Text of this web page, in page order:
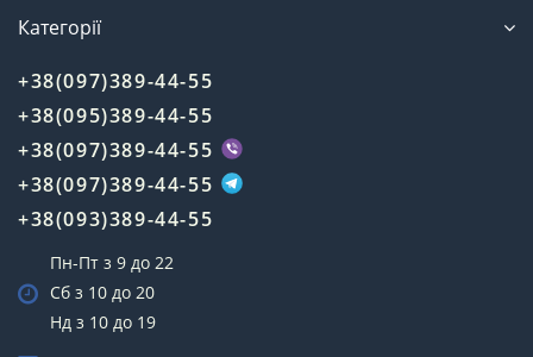
Категорії
+38(097)389-44-55
+38(095)389-44-55
+38(097)389-44-55
+38(097)389-44-55
+38(093)389-44-55
Пн-Пт з 9 до 22
Сб з 10 до 20
Нд з 10 до 19